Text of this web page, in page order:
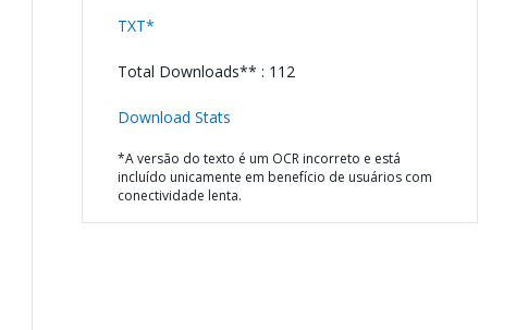
TXT*
Total Downloads** : 112
Download Stats
*A versão do texto é um OCR incorreto e está
incluído unicamente em benefício de usuários com
conectividade lenta.